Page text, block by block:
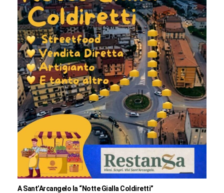
A Sant’Arcangelo la “Notte Gialla Coldiretti”